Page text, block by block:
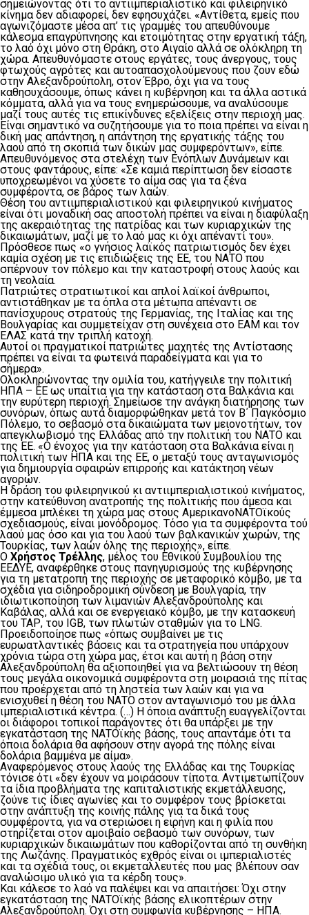
σημειώνοντας ότι το αντιιμπεριαλιστικό και φιλειρηνικό
κίνημα δεν αδιαφορεί, δεν εφησυχάζει. «Αντίθετα, εμείς που
αγωνιζόμαστε μέσα απ’ τις γραμμές του απευθύνουμε
κάλεσμα επαγρύπνησης και ετοιμότητας στην εργατική τάξη,
το λαό όχι μόνο στη Θράκη, στο Αιγαίο αλλά σε ολόκληρη τη
χώρα. Απευθυνόμαστε στους εργάτες, τους άνεργους, τους
φτωχούς αγρότες και αυτοαπασχολούμενους που ζουν εδώ
στην Αλεξανδρούπολη, στον Έβρο, όχι για να τους
καθησυχάσουμε, όπως κάνει η κυβέρνηση και τα άλλα αστικά
κόμματα, αλλά για να τους ενημερώσουμε, να αναλύσουμε
μαζί τους αυτές τις επικίνδυνες εξελίξεις στην περιοχή μας.
Είναι σημαντικό να συζητήσουμε για το ποια πρέπει να είναι η
δική μας απάντηση, η απάντηση της εργατικής τάξης του
λαού από τη σκοπιά των δικών μας συμφερόντων», είπε.
Απευθυνόμενος στα στελέχη των Ενόπλων Δυνάμεων και
στους φαντάρους, είπε: «Σε καμιά περίπτωση δεν είσαστε
υποχρεωμένοι να χύσετε το αίμα σας για τα ξένα
συμφέροντα, σε βάρος των λαών.
Θέση του αντιιμπεριαλιστικού και φιλειρηνικού κινήματος
είναι ότι μοναδική σας αποστολή πρέπει να είναι η διαφύλαξη
της ακεραιότητας της πατρίδας και των κυριαρχικών της
δικαιωμάτων, μαζί με το λαό μας κι όχι απέναντί του».
Πρόσθεσε πως «ο γνήσιος λαϊκός πατριωτισμός δεν έχει
καμία σχέση με τις επιδιώξεις της ΕΕ, του ΝΑΤΟ που
σπέρνουν τον πόλεμο και την καταστροφή στους λαούς και
τη νεολαία.
Πατριώτες στρατιωτικοί και απλοί λαϊκοί άνθρωποι,
αντιστάθηκαν με τα όπλα στα μέτωπα απέναντι σε
πανίσχυρους στρατούς της Γερμανίας, της Ιταλίας και της
Βουλγαρίας και συμμετείχαν στη συνέχεια στο ΕΑΜ και τον
ΕΛΑΣ κατά την τριπλή κατοχή.
Αυτοί οι πραγματικοί πατριώτες μαχητές της Αντίστασης
πρέπει να είναι τα φωτεινά παραδείγματα και για το
σήμερα».
Ολοκληρώνοντας την ομιλία του, κατήγγειλε την πολιτική
ΗΠΑ – ΕΕ ως υπαίτια για την κατάσταση στα Βαλκάνια και
την ευρύτερη περιοχή. Σημείωσε την ανάγκη διατήρησης των
συνόρων, όπως αυτά διαμορφώθηκαν μετά τον Β΄ Παγκόσμιο
Πόλεμο, το σεβασμό στα δικαιώματα των μειονοτήτων, τον
απεγκλωβισμό της Ελλάδας από την πολιτική του ΝΑΤΟ και
της ΕΕ. «Ο ένοχος για την κατάσταση στα Βαλκάνια είναι η
πολιτική των ΗΠΑ και της ΕΕ, ο μεταξύ τους ανταγωνισμός
για δημιουργία σφαιρών επιρροής και κατάκτηση νέων
αγορών.
Η δράση του φιλειρηνικού κι αντιιμπεριαλιστικού κινήματος,
στην κατεύθυνση ανατροπής της πολιτικής που άμεσα και
έμμεσα μπλέκει τη χώρα μας στους ΑμερικανοΝΑΤΟϊκούς
σχεδιασμούς, είναι μονόδρομος. Τόσο για τα συμφέροντα τού
λαού μας όσο και για του λαού των βαλκανικών χωρών, της
Τουρκίας, των λαών όλης της περιοχής», είπε.
Ο Χρήστος Τρέλλης, μέλος του Εθνικού Συμβουλίου της
ΕΕΔΥΕ, αναφέρθηκε στους πανηγυρισμούς της κυβέρνησης
για τη μετατροπή της περιοχής σε μεταφορικό κόμβο, με τα
σχέδια για σιδηροδρομική σύνδεση με Βουλγαρία, την
ιδιωτικοποίηση των λιμανιών Αλεξανδρούπολης και
Καβάλας, αλλά και σε ενεργειακό κόμβο, με την κατασκευή
του ΤΑΡ, του IGB, των πλωτών σταθμών για το LNG.
Προειδοποίησε πως «όπως συμβαίνει με τις
ευρωατλαντικές βάσεις και τα στρατηγεία που υπάρχουν
χρόνια τώρα στη χώρα μας, έτσι και αυτή η βάση στην
Αλεξανδρούπολη θα αξιοποιηθεί για να βελτιώσουν τη θέση
τους μεγάλα οικονομικά συμφέροντα στη μοιρασιά της πίτας
που προέρχεται από τη ληστεία των λαών και για να
ενισχυθεί η θέση του ΝΑΤΟ στον ανταγωνισμό του με άλλα
ιμπεριαλιστικά κέντρα. (…) Η όποια ανάπτυξη ευαγγελίζονται
οι διάφοροι τοπικοί παράγοντες ότι θα υπάρξει με την
εγκατάσταση της ΝΑΤΟϊκής βάσης, τους απαντάμε ότι τα
όποια δολάρια θα αφήσουν στην αγορά της πόλης είναι
δολάρια βαμμένα με αίμα».
Αναφερόμενος στους λαούς της Ελλάδας και της Τουρκίας
τόνισε ότι «δεν έχουν να μοιράσουν τίποτα. Αντιμετωπίζουν
τα ίδια προβλήματα της καπιταλιστικής εκμετάλλευσης,
ζούνε τις ίδιες αγωνίες και το συμφέρον τους βρίσκεται
στην ανάπτυξη της κοινής πάλης για τα δικά τους
συμφέροντα, για να στεριώσει η ειρήνη και η φιλία που
στηρίζεται στον αμοιβαίο σεβασμό των συνόρων, των
κυριαρχικών δικαιωμάτων που καθορίζονται από τη συνθήκη
της Λωζάνης. Πραγματικός εχθρός είναι οι ιμπεριαλιστές
και τα σχέδιά τους, οι εκμεταλλευτές που μας βλέπουν σαν
αναλώσιμο υλικό για τα κέρδη τους».
Και κάλεσε το λαό να παλέψει και να απαιτήσει: Όχι στην
εγκατάσταση της ΝΑΤΟϊκής βάσης ελικοπτέρων στην
Αλεξανδρούπολη. Όχι στη συμφωνία κυβέρνησης – ΗΠΑ.